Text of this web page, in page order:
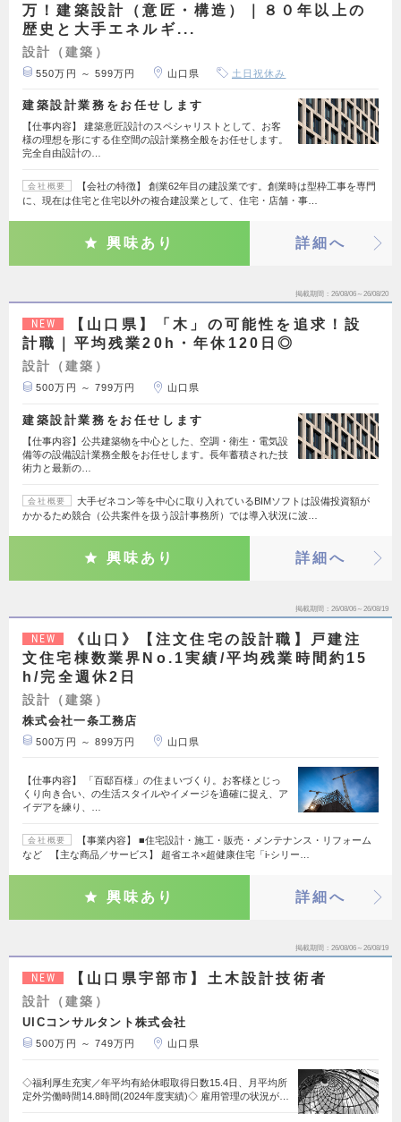
万！建築設計（意匠・構造）｜８０年以上の
歴史と大手エネルギ...
設計（建築）
550万円 ～ 599万円 山口県 土日祝休み
建築設計業務をお任せします
【仕事内容】 建築意匠設計のスペシャリストとして、お客
様の理想を形にする住空間の設計業務全般をお任せします。
完全自由設計の…
会社概要
【会社の特徴】 創業62年目の建設業です。創業時は型枠工事を専門
に、現在は住宅と住宅以外の複合建設業として、住宅・店舗・事…
興味あり 詳細へ
掲載期間 26/08/06～26/08/20
NEW
【山口県】「木」の可能性を追求！設
計職｜平均残業20h・年休120日◎
設計（建築）
500万円 ～ 799万円 山口県
建築設計業務をお任せします
【仕事内容】公共建築物を中心とした、空調・衛生・電気設
備等の設備設計業務全般をお任せします。長年蓄積された技
術力と最新の…
会社概要
大手ゼネコン等を中心に取り入れているBIMソフトは設備投資額が
かかるため競合（公共案件を扱う設計事務所）では導入状況に波…
興味あり 詳細へ
掲載期間 26/08/06～26/08/19
NEW
《山口》【注文住宅の設計職】戸建注
文住宅棟数業界No.1実績/平均残業時間約15
h/完全週休2日
設計（建築）
株式会社一条工務店
500万円 ～ 899万円 山口県
【仕事内容】 「百邸百様」の住まいづくり。お客様とじっ
くり向き合い、の生活スタイルやイメージを適確に捉え、ア
イデアを練り、…
会社概要
【事業内容】 ■住宅設計・施工・販売・メンテナンス・リフォーム
など 【主な商品／サービス】 超省エネ×超健康住宅「i-シリー…
興味あり 詳細へ
掲載期間 26/08/06～26/08/19
NEW 【山口県宇部市】土木設計技術者
設計（建築）
UICコンサルタント株式会社
500万円 ～ 749万円 山口県
◇福利厚生充実／年平均有給休暇取得日数15.4日、月平均所
定外労働時間14.8時間(2024年度実績)◇ 雇用管理の状況が…